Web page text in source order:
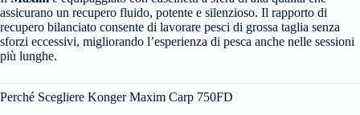
assicurano un recupero fluido, potente e silenzioso. Il rapporto di
recupero bilanciato consente di lavorare pesci di grossa taglia senza
sforzi eccessivi, migliorando l’esperienza di pesca anche nelle sessioni
più lunghe.
Perché Scegliere Konger Maxim Carp 750FD